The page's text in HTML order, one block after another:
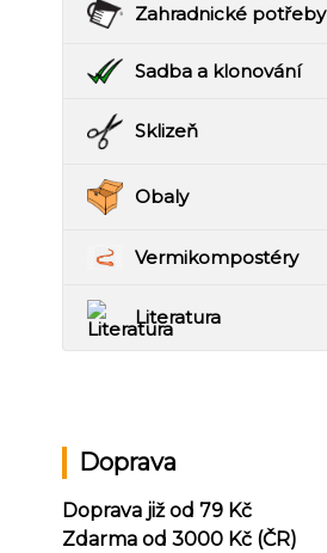
Zahradnické potřeby
Sadba a klonování
Sklizeň
Obaly
Vermikompostéry
Literatura
Doprava
Doprava již od 79 Kč
Zdarma od 3000 Kč (ČR)